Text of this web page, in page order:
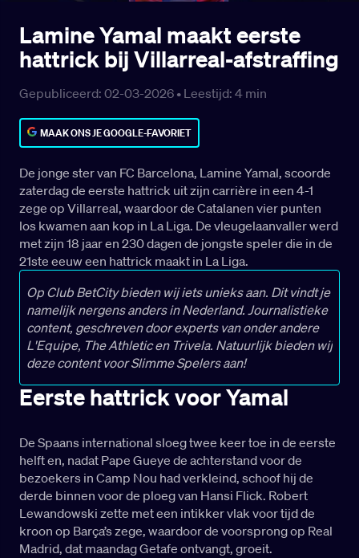
Lamine Yamal maakt eerste
hattrick bij Villarreal-afstraffing
Gepubliceerd: 02-03-2026 • Leestijd: 4 min
MAAK ONS JE GOOGLE-FAVORIET
De jonge ster van FC Barcelona, Lamine Yamal, scoorde
zaterdag de eerste hattrick uit zijn carrière in een 4-1
zege op Villarreal, waardoor de Catalanen vier punten
los kwamen aan kop in La Liga. De vleugelaanvaller werd
met zijn 18 jaar en 230 dagen de jongste speler die in de
21ste eeuw een hattrick maakt in La Liga.
Op Club BetCity bieden wij iets unieks aan. Dit vindt je
namelijk nergens anders in Nederland. Journalistieke
content, geschreven door experts van onder andere
L'Equipe, The Athletic en Trivela. Natuurlijk bieden wij
deze content voor Slimme Spelers aan!
Eerste hattrick voor Yamal
De Spaans international sloeg twee keer toe in de eerste
helft en, nadat Pape Gueye de achterstand voor de
bezoekers in Camp Nou had verkleind, schoof hij de
derde binnen voor de ploeg van Hansi Flick. Robert
Lewandowski zette met een intikker vlak voor tijd de
kroon op Barça’s zege, waardoor de voorsprong op Real
Madrid, dat maandag Getafe ontvangt, groeit.